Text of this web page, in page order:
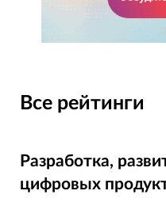
Все рейтинги
Разработка,
цифровых